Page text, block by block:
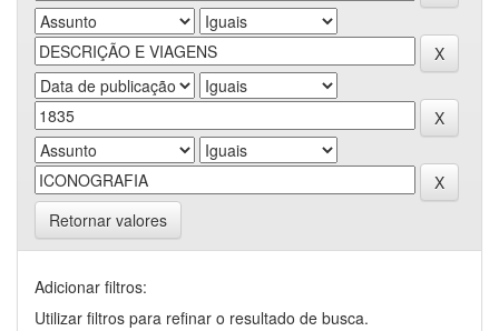
Retornar valores
Adicionar filtros:
Utilizar filtros para refinar o resultado de busca.